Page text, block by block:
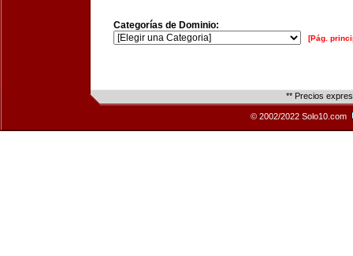
Categorías de Dominio:
[Pág.
** Precios
© 2002/2022 Solo10.com